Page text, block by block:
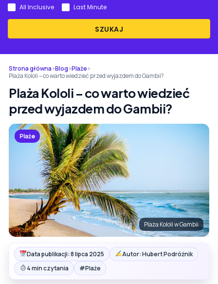
SZUKAJ
All Inclusive Last Minute
Strona główna›Blog›Plaże›
Plaża Kololi – co warto wiedzieć przed wyjazdem do Gambii?
Plaża Kololi – co warto wiedzieć
przed wyjazdem do Gambii?
Plaże
Plaża Kololi w Gambii
Data publikacji: 8 lipca 2025
Autor: Hubert Podróżnik
4 min czytania
#Plaże